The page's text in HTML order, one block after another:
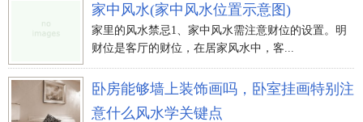
家中风水(家中风水位置示意图)
家里的风水禁忌1、家中风水需注意财位的设置。明
财位是客厅的财位，在居家风水中，客...
卧房能够墙上装饰画吗，卧室挂画特别注
意什么风水学关键点